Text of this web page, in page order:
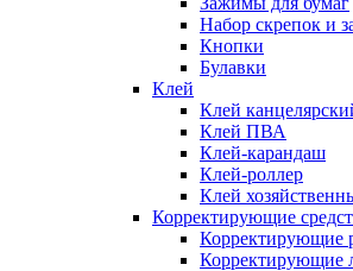
Набор скрепок и
Кнопки
Булавки
Клей
Клей
Клей ПВА
Клей-карандаш
Клей-роллер
Клей
Корректирующие
Корректирующие
Корректирующие